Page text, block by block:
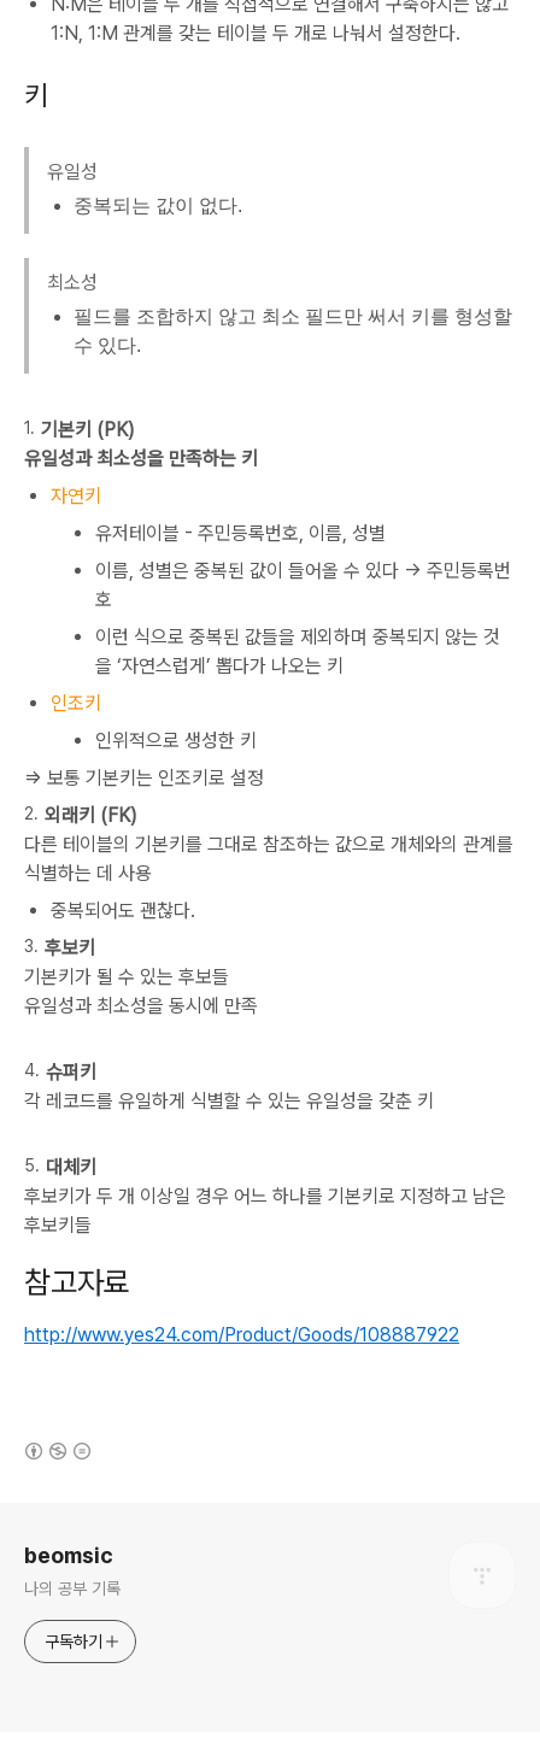
1:N, 1:M 관계를 갖는 테이블 두 개로 나눠서 설정한다.
키
유일성
중복되는 값이 없다.
최소성
필드를 조합하지 않고 최소 필드만 써서 키를 형성할
수 있다.
기본키 (PK)
유일성과 최소성을 만족하는 키
자연키
유저테이블 - 주민등록번호, 이름, 성별
이름, 성별은 중복된 값이 들어올 수 있다 → 주민등록번
호
이런 식으로 중복된 값들을 제외하며 중복되지 않는 것
을 ‘자연스럽게’ 뽑다가 나오는 키
인조키
인위적으로 생성한 키
⇒ 보통 기본키는 인조키로 설정
외래키 (FK)
다른 테이블의 기본키를 그대로 참조하는 값으로 개체와의 관계를
식별하는 데 사용
중복되어도 괜찮다.
후보키
기본키가 될 수 있는 후보들
유일성과 최소성을 동시에 만족
슈퍼키
각 레코드를 유일하게 식별할 수 있는 유일성을 갖춘 키
대체키
후보키가 두 개 이상일 경우 어느 하나를 기본키로 지정하고 남은
후보키들
참고자료
http://www.yes24.com/Product/Goods/108887922
beomsic
나의 공부 기록
구독하기